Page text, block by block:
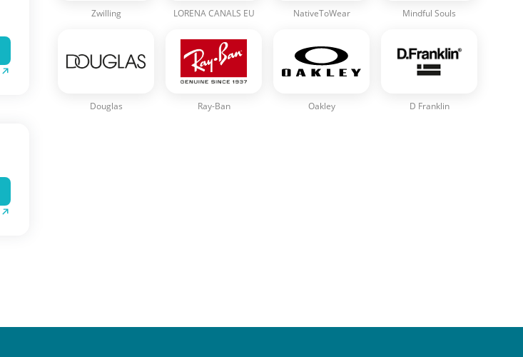
Zwilling LORENA CANALS EU NativeToWear Mindful Souls
Douglas Ray-Ban Oakley D Franklin